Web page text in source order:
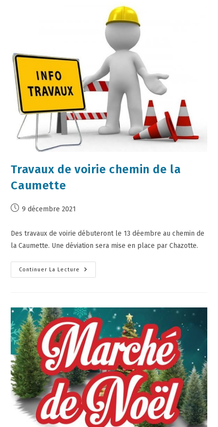
Travaux de voirie chemin de la
Caumette
9 décembre 2021
Des travaux de voirie débuteront le 13 déembre au chemin de
la Caumette. Une déviation sera mise en place par Chazotte.
Continuer La Lecture